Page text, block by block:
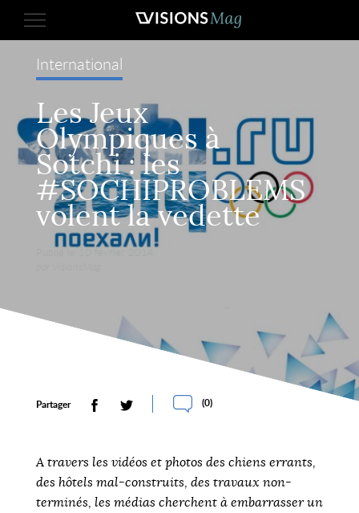
International
Les Jeux
Olympiques à
Sotchi : les
#SOCHIPROBLEMS
volent la vedette
Publié le 10 février 2014,
Partager (0)
A travers les vidéos et photos des chiens errants,
des hôtels mal-construits, des travaux non-
terminés, les médias cherchent à embarrasser un